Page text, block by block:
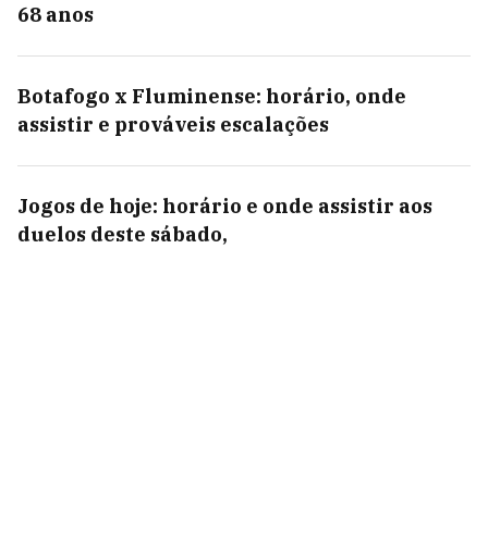
68 anos
Botafogo x Fluminense: horário, onde
assistir e prováveis escalações
Jogos de hoje: horário e onde assistir aos
duelos deste sábado,